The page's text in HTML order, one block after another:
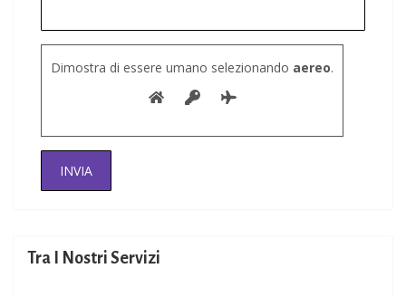
Dimostra di essere umano selezionando aereo.
Tra I Nostri Servizi